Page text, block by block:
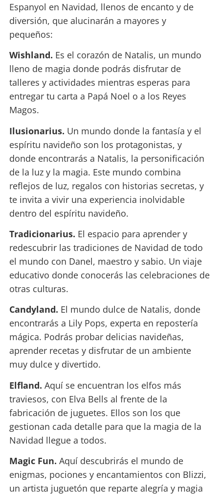
Espanyol en Navidad, llenos de encanto y de
diversión, que alucinarán a mayores y
pequeños:
Wishland. Es el corazón de Natalis, un mundo
lleno de magia donde podrás disfrutar de
talleres y actividades mientras esperas para
entregar tu carta a Papá Noel o a los Reyes
Magos.
Ilusionarius. Un mundo donde la fantasía y el
espíritu navideño son los protagonistas, y
donde encontrarás a Natalis, la personificación
de la luz y la magia. Este mundo combina
reflejos de luz, regalos con historias secretas, y
te invita a vivir una experiencia inolvidable
dentro del espíritu navideño.
Tradicionarius. El espacio para aprender y
redescubrir las tradiciones de Navidad de todo
el mundo con Danel, maestro y sabio. Un viaje
educativo donde conocerás las celebraciones de
otras culturas.
Candyland. El mundo dulce de Natalis, donde
encontrarás a Lily Pops, experta en repostería
mágica. Podrás probar delicias navideñas,
aprender recetas y disfrutar de un ambiente
muy dulce y divertido.
Elfland. Aquí se encuentran los elfos más
traviesos, con Elva Bells al frente de la
fabricación de juguetes. Ellos son los que
gestionan cada detalle para que la magia de la
Navidad llegue a todos.
Magic Fun. Aquí descubrirás el mundo de
enigmas, pociones y encantamientos con Blizzi,
un artista juguetón que reparte alegría y magia